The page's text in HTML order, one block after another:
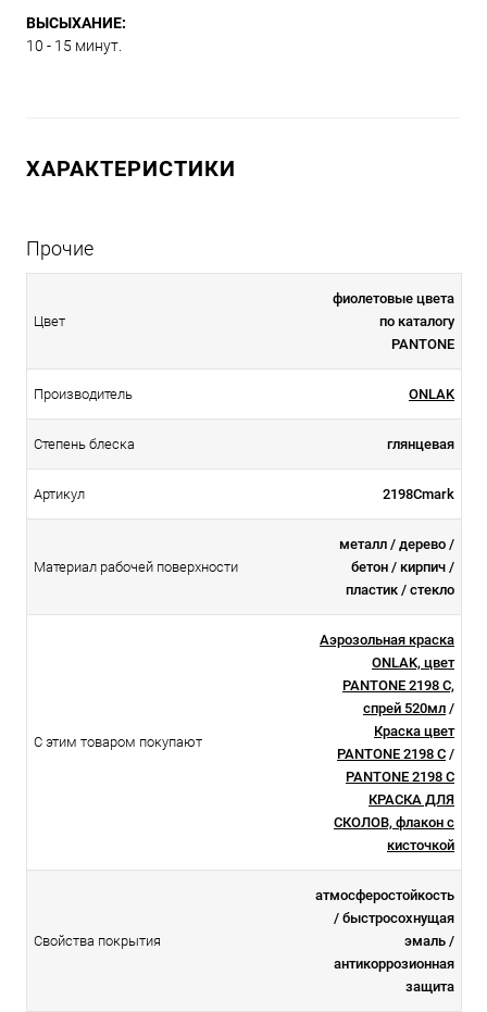
ВЫСЫХАНИЕ:
10 - 15 минут.
ХАРАКТЕРИСТИКИ
Прочие
Цвет
фиолетовые цвета
по каталогу
PANTONE
Производитель ONLAK
Степень блеска глянцевая
Артикул 2198Cmark
Материал рабочей поверхности
металл / дерево /
бетон / кирпич /
пластик / стекло
С этим товаром покупают
Аэрозольная краска
ONLAK, цвет
PANTONE 2198 C,
спрей 520мл /
Краска цвет
PANTONE 2198 C /
PANTONE 2198 C
КРАСКА ДЛЯ
СКОЛОВ, флакон с
кисточкой
Свойства покрытия
атмосферостойкоcть
/ быстросохнущая
эмаль /
антикоррозионная
защита